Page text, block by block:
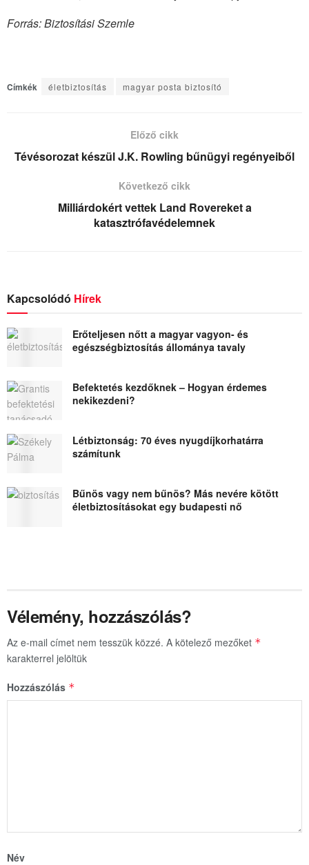
Forrás: Biztosítási Szemle
Címkék életbiztosítás magyar posta biztosító
Előző cikk
Tévésorozat készül J.K. Rowling bűnügyi regényeiből
Következő cikk
Milliárdokért vettek Land Rovereket a
katasztrófavédelemnek
Kapcsolódó Hírek
Erőteljesen nőtt a magyar vagyon- és
egészségbiztosítás állománya tavaly
Befektetés kezdőknek – Hogyan érdemes
nekikezdeni?
Létbiztonság: 70 éves nyugdíjkorhatárra
számítunk
Bűnös vagy nem bűnös? Más nevére kötött
életbiztosításokat egy budapesti nő
Vélemény, hozzászólás?
Az e-mail címet nem tesszük közzé. A kötelező mezőket *
karakterrel jelöltük
Hozzászólás *
Név